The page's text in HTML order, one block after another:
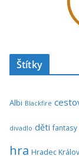
Štítky
Albi Blackfire
divadlo děti fantasy
hra Hradec